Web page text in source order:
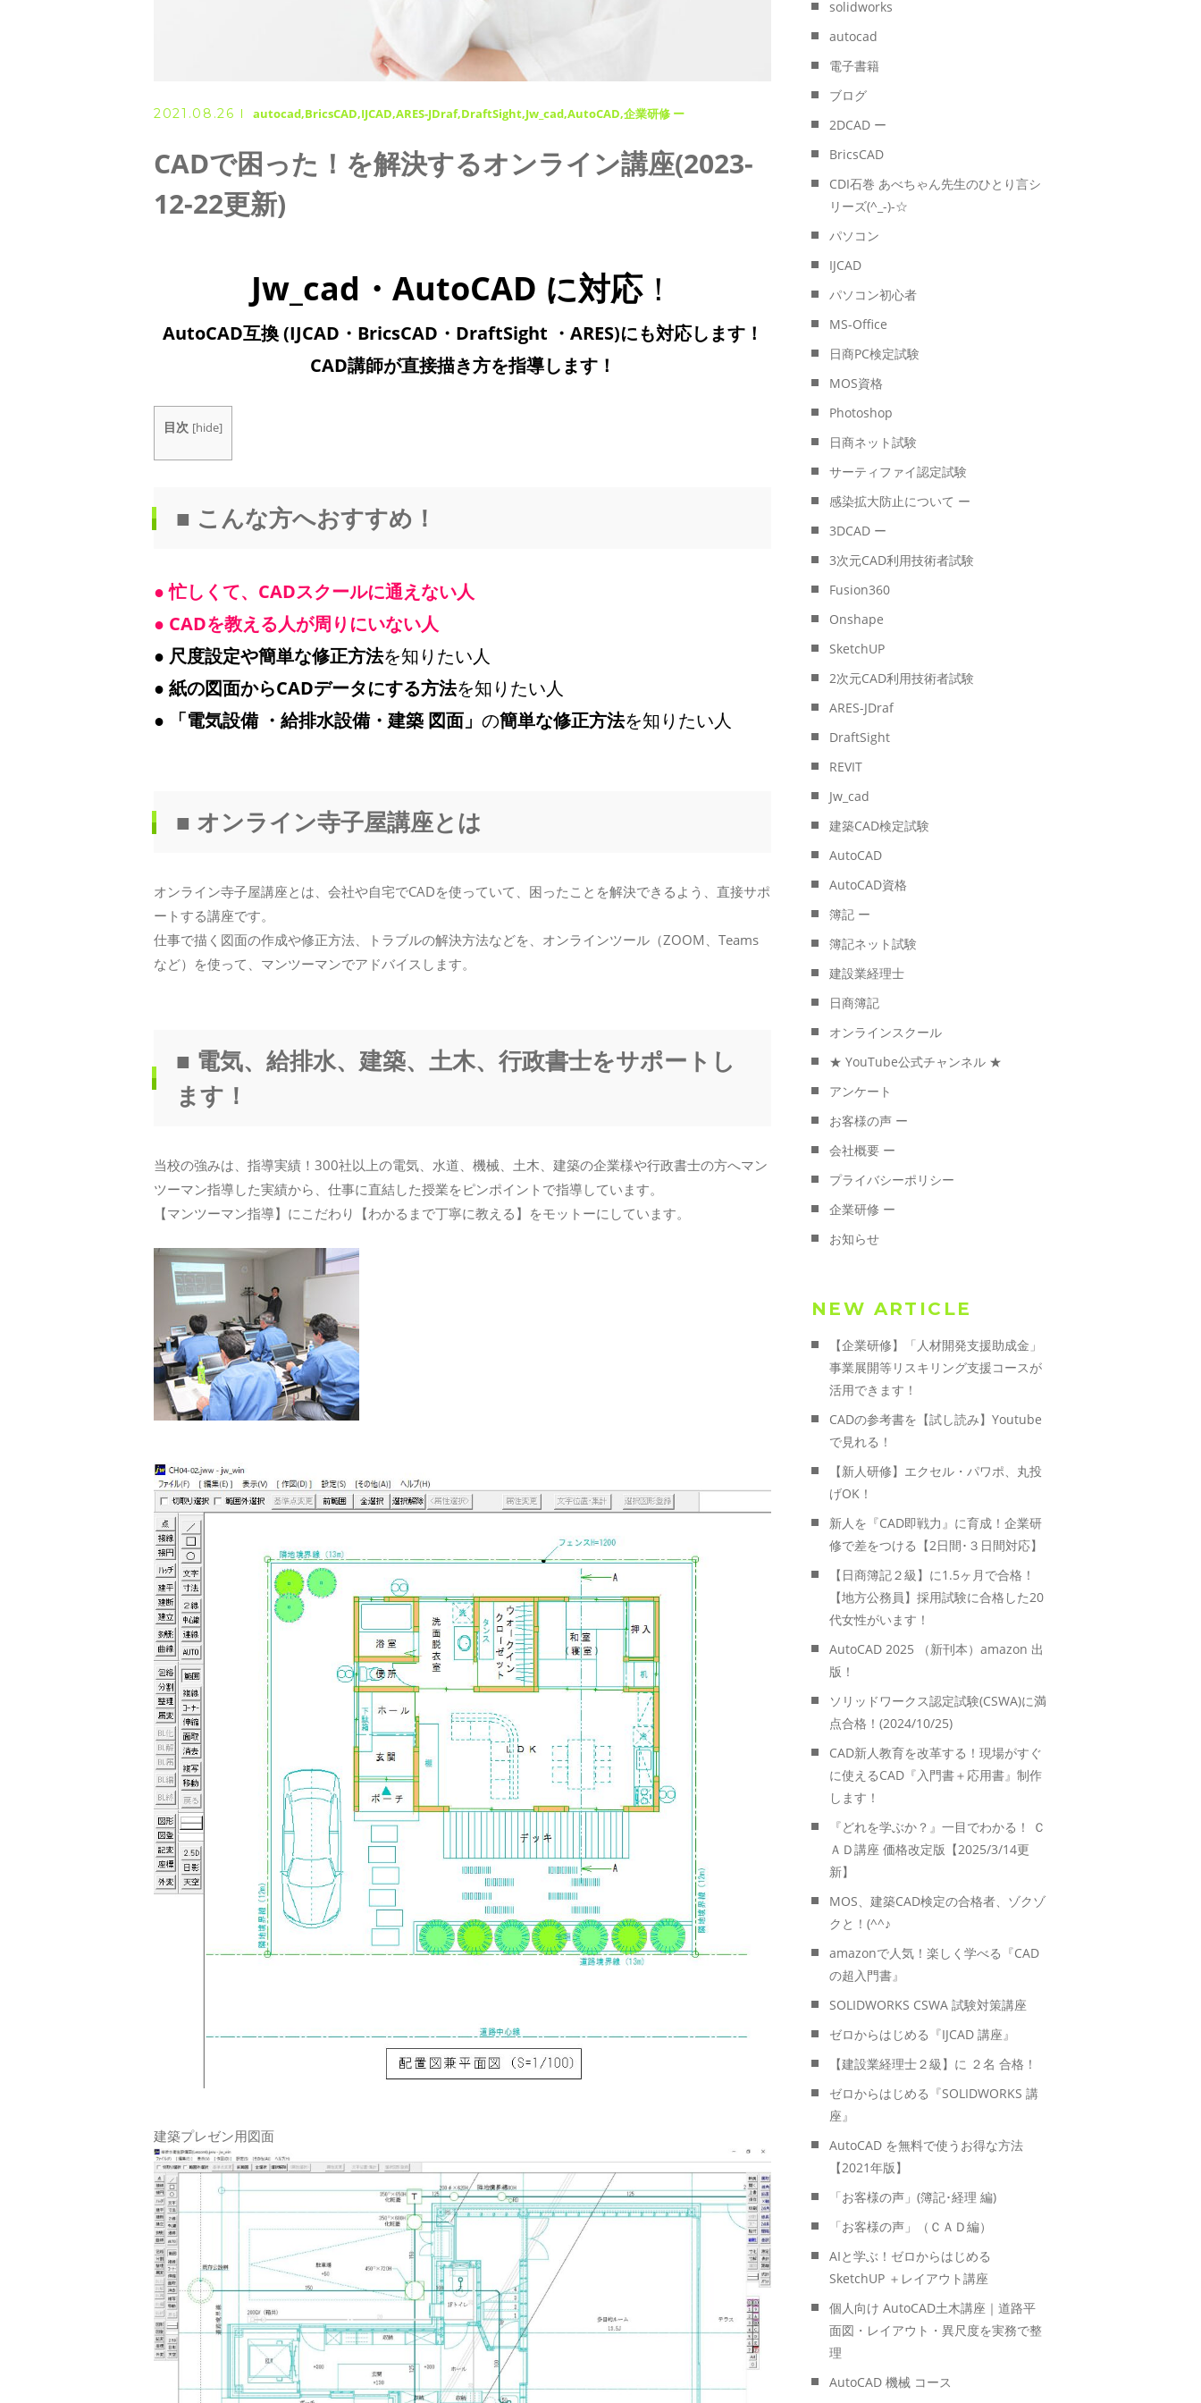
2021.08.26 autocad BricsCAD IJCAD ARES-JDraf DraftSight Jw_cad AutoCAD 企業研修 ー
CADで困った！を解決するオンライン講座(2023-
12-22更新)
Jw_cad・AutoCAD に対応！
AutoCAD互換 (IJCAD・BricsCAD・DraftSight ・ARES)にも対応します！
CAD講師が直接描き方を指導します！
目次 [hide]
■ こんな方へおすすめ！
●忙しくて、CADスクールに通えない人
● CADを教える人が周りにいない人
● 尺度設定や簡単な修正方法を知りたい人
● 紙の図面からCADデータにする方法を知りたい人
●
「電気設備・給排水設備・建築 図面」 の簡単な修正方法を知りたい人
■ オンライン寺子屋講座とは
オンライン寺子屋講座とは、会社や自宅でCADを使っていて、困ったことを解決できるよう、直接サポ
ートする講座です。
仕事で描く図面の作成や修正方法、トラブルの解決方法などを、オンラインツール（ZOOM、Teams
など）を使って、マンツーマンでアドバイスします。
■ 電気、給排水、建築、土木、行政書士をサポートし
ます！
当校の強みは、指導実績！300社以上の電気、水道、機械、土木、建築の企業様や行政書士の方へマン
ツーマン指導した実績から、仕事に直結した授業をピンポイントで指導しています。
【マンツーマン指導】にこだわり【わかるまで丁寧に教える】をモットーにしています。
建築プレゼン用図面
solidworks
autocad
電子書籍
ブログ
2DCAD ー
BricsCAD
CDI石巻 あべちゃん先生のひとり言シ
リーズ(^_-)-☆
パソコン
IJCAD
パソコン初心者
MS-Office
日商PC検定試験
MOS資格
Photoshop
日商ネット試験
サーティファイ認定試験
感染拡大防止について ー
3DCAD ー
3次元CAD利用技術者試験
Fusion360
Onshape
SketchUP
2次元CAD利用技術者試験
ARES-JDraf
DraftSight
REVIT
Jw_cad
建築CAD検定試験
AutoCAD
AutoCAD資格
簿記 ー
簿記ネット試験
建設業経理士
日商簿記
オンラインスクール
★ YouTube公式チャンネル ★
アンケート
お客様の声 ー
会社概要 ー
プライバシーポリシー
企業研修 ー
お知らせ
NEW ARTICLE
【企業研修】「人材開発支援助成金」
事業展開等リスキリング支援コースが
活用できます！
CADの参考書を【試し読み】Youtube
で見れる！
【新人研修】エクセル・パワポ、丸投
げOK！
新人を『CAD即戦力』に育成！企業研
修で差をつける【2日間･３日間対応】
【日商簿記２級】に1.5ヶ月で合格！
【地方公務員】採用試験に合格した20
代女性がいます！
AutoCAD 2025 （新刊本）amazon 出
版！
ソリッドワークス認定試験(CSWA)に満
点合格！(2024/10/25)
CAD新人教育を改革する！現場がすぐ
に使えるCAD『入門書＋応用書』制作
します！
『どれを学ぶか？』一目でわかる！ Ｃ
ＡＤ講座 価格改定版【2025/3/14更
新】
MOS、建築CAD検定の合格者、ゾクゾ
クと！(^^♪
amazonで人気！楽しく学べる『CAD
の超入門書』
SOLIDWORKS CSWA 試験対策講座
ゼロからはじめる『IJCAD 講座』
【建設業経理士２級】に ２名 合格！
ゼロからはじめる『SOLIDWORKS 講
座』
AutoCAD を無料で使うお得な方法
【2021年版】
「お客様の声」(簿記･経理 編)
「お客様の声」（ＣＡＤ編）
AIと学ぶ！ゼロからはじめる
SketchUP ＋レイアウト講座
個人向け AutoCAD土木講座｜道路平
面図・レイアウト・異尺度を実務で整
理
AutoCAD 機械 コース